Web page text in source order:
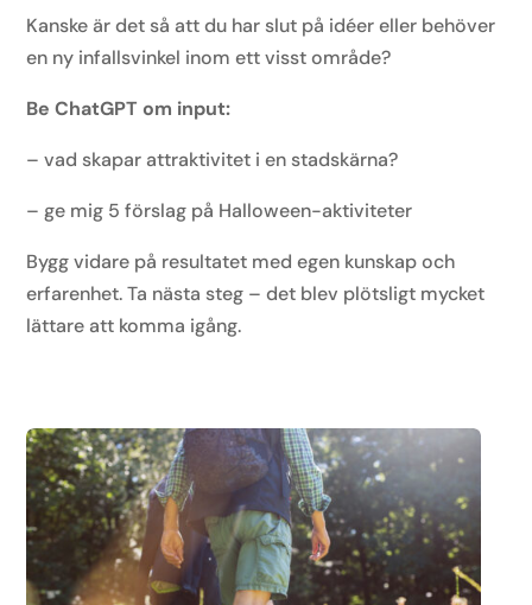
Kanske är det så att du har slut på idéer eller behöver
en ny infallsvinkel inom ett visst område?
Be ChatGPT om input:
–vad skapar attraktivitet i en stadskärna?
– ge mig 5 förslag på Halloween-aktiviteter
Bygg vidare på resultatet med egen kunskap och
erfarenhet. Ta nästa steg – det blev plötsligt mycket
lättare att komma igång.